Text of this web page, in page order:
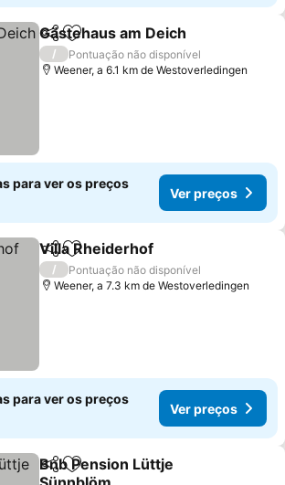
PartilharAdicionar aos favoritos
Gästehaus am Deich
/
Pontuação não disponível
Weener, a 6.1 km de Westoverledingen
para ver os preços
Ver preços
PartilharAdicionar aos favoritos
Villa Rheiderhof
/
Pontuação não disponível
Weener, a 7.3 km de Westoverledingen
para ver os preços
Ver preços
PartilharAdicionar aos favoritos
Bnb Pension Lüttje